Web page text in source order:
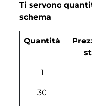
Ti servono
schema
Quantità
1
30